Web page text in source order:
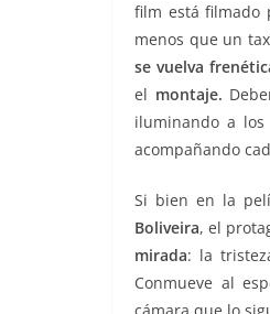
film está filmado
menos que un
se vuelva
el montaje.
iluminando a
acompañando
Si bien en la
Boliveira, el
mirada: la
Conmueve al